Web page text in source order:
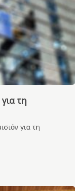
τη
για τη